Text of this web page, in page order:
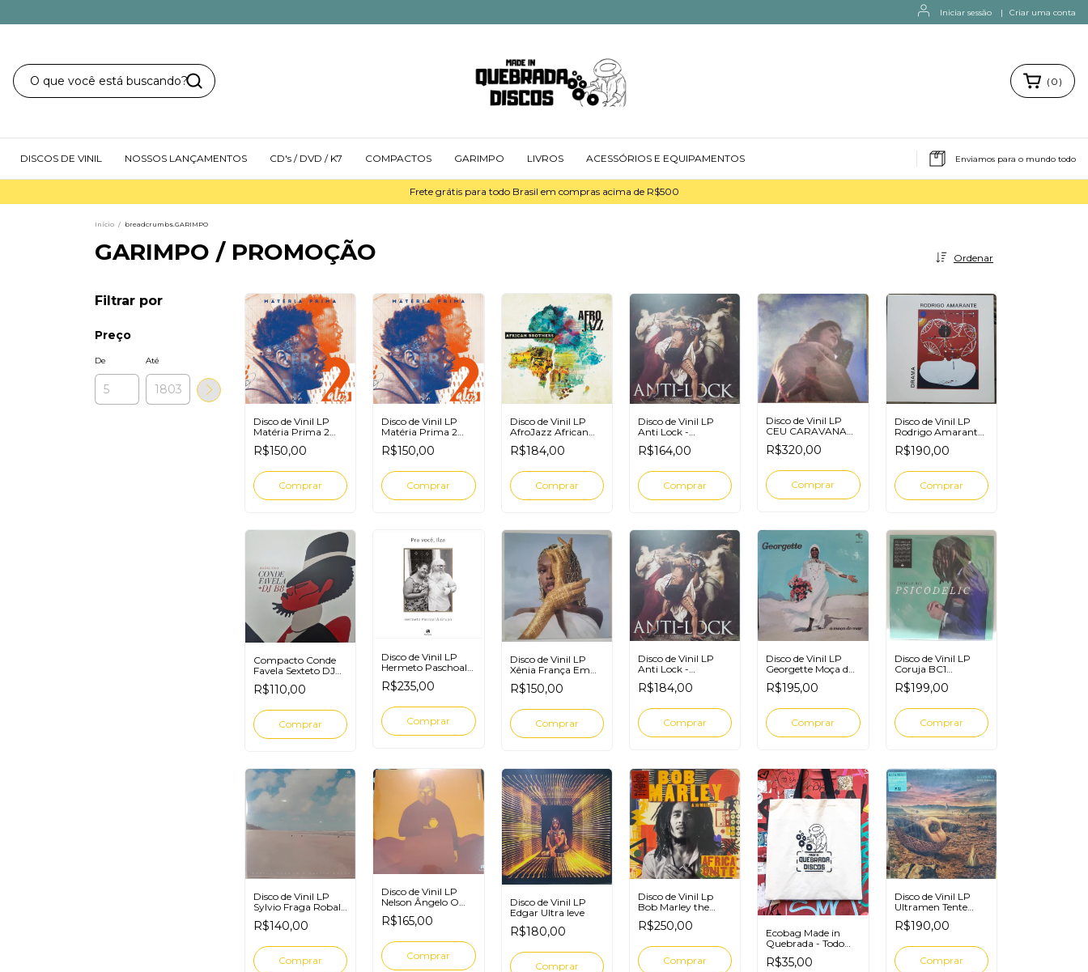
Iniciar sessão | Criar uma conta
Frete grátis para todo Brasil em compras acima de R$500
( 0 )
DISCOS DE VINIL NOSSOS LANÇAMENTOS CD's / DVD / K7 COMPACTOS GARIMPO LIVROS ACESSÓRIOS E EQUIPAMENTOS Enviamos para o mundo todo
Início / breadcrumbs.GARIMPO
GARIMPO / PROMOÇÃO Ordenar
Filtrar por
Preço
De Até
Disco de Vinil LP
Matéria Prima 2
Atos (Laranja)
R$150,00
Disco de Vinil LP
Matéria Prima 2
Atos (roxo)
R$150,00
Disco de Vinil LP
AfroJazz African
Brothers
R$184,00
Disco de Vinil LP
Anti Lock -
translúcido
esfumaçado
R$164,00
Disco de Vinil LP
CEU CARAVANA
SEREIA BLOOM
R$320,00
Disco de Vinil LP
Rodrigo Amarante
Drama
R$190,00
Compacto Conde
Favela Sexteto DJ
B8 Audacioso
R$110,00
Disco de Vinil LP
Hermeto Paschoal e
Grupo Pra você Ilza
R$235,00
Disco de Vinil LP
Xênia França Em
Nome Da Estrela
R$150,00
Disco de Vinil LP
Anti Lock -
Exclusivo Splater
R$184,00
Disco de Vinil LP
Georgette Moça do
mar
R$195,00
Disco de Vinil LP
Coruja BC1
Psicodelic
R$199,00
Disco de Vinil LP
Sylvio Fraga Robalo
Nenhum
R$140,00
Disco de Vinil LP
Nelson Ângelo O
pensador
R$165,00
Disco de Vinil LP
Edgar Ultra leve
R$180,00
Disco de Vinil Lp
Bob Marley the
Waylers Africa Unite
R$250,00
Ecobag Made in
Quebrada - Todo
disco conta uma
história
R$35,00
Disco de Vinil LP
Ultramen Tente
Enxergar
R$190,00